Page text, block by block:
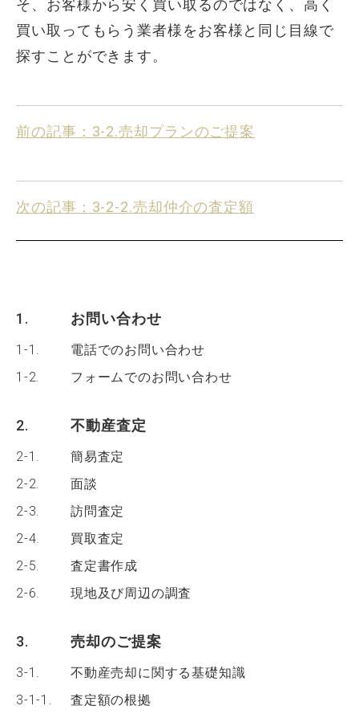
1. お問い合わせ
1-1.
電話でのお問い合わせ
1-2.
フォームでのお問い合わせ
2. 不動産査定
2-1.
簡易査定
2-2.
面談
2-3.
訪問査定
2-4.
買取査定
2-5.
査定書作成
2-6.
現地及び周辺の調査
3. 売却のご提案
3-1.
不動産売却に関する基礎知識
3-1-1.
査定額の根拠
そ、お客様から安く買い取るのではなく、高く
買い取ってもらう業者様をお客様と同じ目線で
探すことができます。
前の記事：3-2.売却プランのご提案
次の記事：3-2-2.売却仲介の査定額